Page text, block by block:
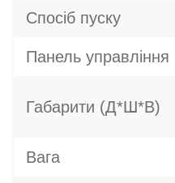
Спосіб пуску
Панель управління
Габарити (Д*Ш*В)
Вага